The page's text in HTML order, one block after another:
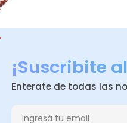
¡Suscribite
Enterate de todas las